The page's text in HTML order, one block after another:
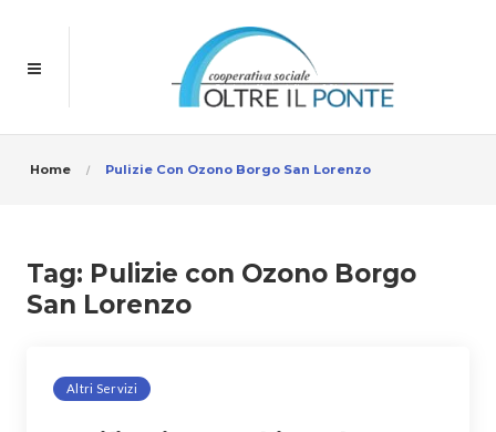
Home Pulizie Con Ozono Borgo San Lorenzo
Tag: Pulizie con Ozono Borgo
San Lorenzo
Altri Servizi